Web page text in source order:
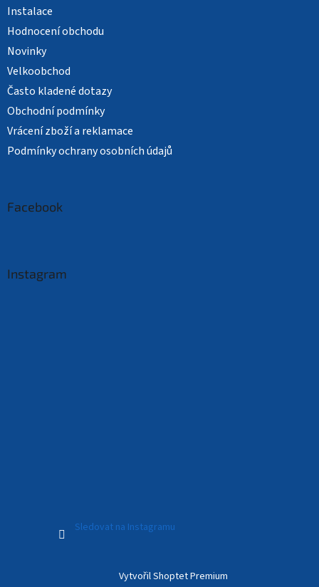
Instalace
Hodnocení obchodu
Novinky
Velkoobchod
Často kladené dotazy
Obchodní podmínky
Vrácení zboží a reklamace
Podmínky ochrany osobních údajů
Facebook
Instagram
Sledovat na Instagramu
Vytvořil Shoptet Premium